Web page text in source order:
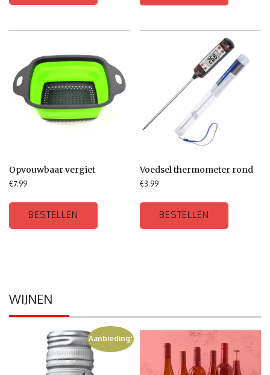
Opvouwbaar vergiet
€7.99
BESTELLEN
Voedsel thermometer rond
€3.99
BESTELLEN
WIJNEN
Aanbieding!